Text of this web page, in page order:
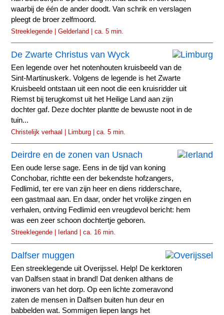
waarbij de één de ander doodt. Van schrik en verslagen
pleegt de broer zelfmoord.
Streeklegende | Gelderland | ca. 5 min.
De Zwarte Christus van Wyck
Een legende over het notenhouten kruisbeeld van de
Sint-Martinuskerk. Volgens de legende is het Zwarte
Kruisbeeld ontstaan uit een noot die een kruisridder uit
Riemst bij terugkomst uit het Heilige Land aan zijn
dochter gaf. Deze dochter plantte de bewuste noot in de
tuin...
Christelijk verhaal | Limburg | ca. 5 min.
Deirdre en de zonen van Usnach
Een oude Ierse sage. Eens in de tijd van koning
Conchobar, richtte een der bekendste hofzangers,
Fedlimid, ter ere van zijn heer en diens ridderschare,
een gastmaal aan. En daar, onder het vrolijke zingen en
verhalen, ontving Fedlimid een vreugdevol bericht: hem
was een zeer schoon dochtertje geboren.
Streeklegende | Ierland | ca. 16 min.
Dalfser muggen
Een streeklegende uit Overijssel. Help! De kerktoren
van Dalfsen staat in brand! Dat denken althans de
inwoners van het dorp. Op een lichte zomeravond
zaten de mensen in Dalfsen buiten hun deur en
babbelden wat. Sommigen liepen langs het